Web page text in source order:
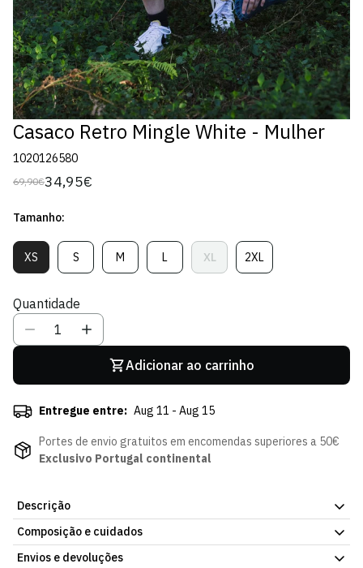
Casaco Retro Mingle White - Mulher
1020126580
Preço
69,90€
Preço
venda
34,95€
Tamanho:
XSVariante
Esgotada
Indisponível
SVariante
Esgotada
Indisponível
MVariante
Esgotada
LVariante
Esgotada
XL
Variante
Esgotada
2XLVariante
Esgotada
Quantidade
Adicionar ao carrinho
Entregue entre: Aug 11 - Aug 15
Portes de envio gratuitos em encomendas superiores a 50€
Exclusivo Portugal continental
Descrição
Casaco Retro Mingle White - Mulher, com o design oficial do
Sporting CP. Fácil de vestir por cima de outras camadas. Já
Composição e cuidados
Composição:100% Algodão Orgânico
Envios e devoluções